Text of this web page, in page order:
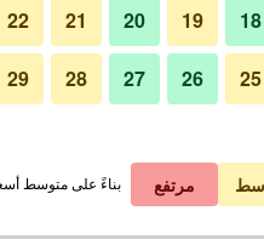
﷼ عرض الصفقة
﷼ عرض الصفقة
18
19
20
21
22
25
26
27
28
29
مرتفع بناءً على متوسط